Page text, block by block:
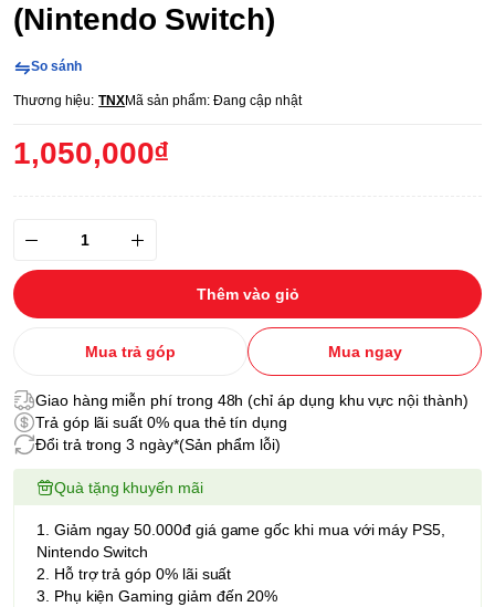
(Nintendo Switch)
So sánh
Thương hiệu: TNXMã sản phẩm: Đang cập nhật
1,050,000₫
Thêm vào giỏ
Mua trả góp Mua ngay
Giao hàng miễn phí trong 48h (chỉ áp dụng khu vực nội thành)
Trả góp lãi suất 0% qua thẻ tín dụng
Đổi trả trong 3 ngày*(Sản phẩm lỗi)
Quà tặng khuyến mãi
1. Giảm ngay 50.000đ giá game gốc khi mua với máy PS5,
Nintendo Switch
2. Hỗ trợ trả góp 0% lãi suất
3. Phụ kiện Gaming giảm đến 20%